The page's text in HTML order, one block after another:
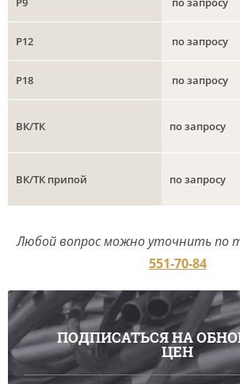
Р12 по запросу
Р18 по запросу
ВК/ТК по запросу
ВК/ТК припой по запросу
Любой вопрос можно уточнить по
551-70-84
ПОДПИСАТЬСЯ НА
ЦЕН